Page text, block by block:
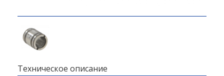
Техническое описание